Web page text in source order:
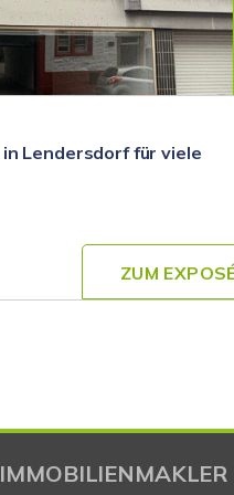
Lendersdorf für viele
ZUM